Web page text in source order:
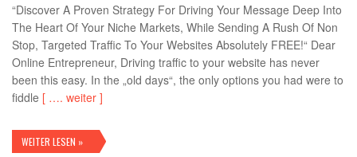
“Discover A Proven Strategy For Driving Your Message Deep Into
The Heart Of Your Niche Markets, While Sending A Rush Of Non
Stop, Targeted Traffic To Your Websites Absolutely FREE!“ Dear
Online Entrepreneur, Driving traffic to your website has never
been this easy. In the „old days“, the only options you had were to
fiddle [ …. weiter ]
WEITER LESEN »